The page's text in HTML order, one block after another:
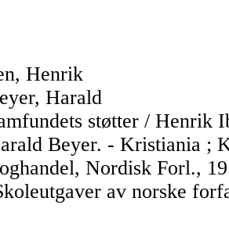
Henrik
Harald
støtter / Henrik
Beyer. - Kristiania ;
Nordisk Forl.,
av norske